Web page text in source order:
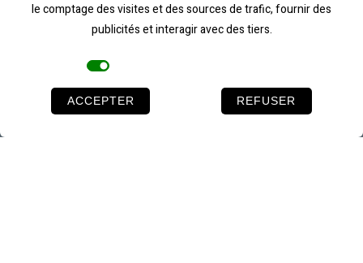
Karel Gilson straat 15-17 à
le comptage des visites et des sources de trafic, fournir des
publicités et interagir avec des tiers.
ACCEPTER REFUSER